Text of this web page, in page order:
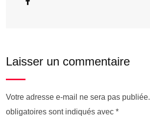
Laisser un commentaire
Votre adresse e-mail ne sera pas publiée.
obligatoires sont indiqués avec *